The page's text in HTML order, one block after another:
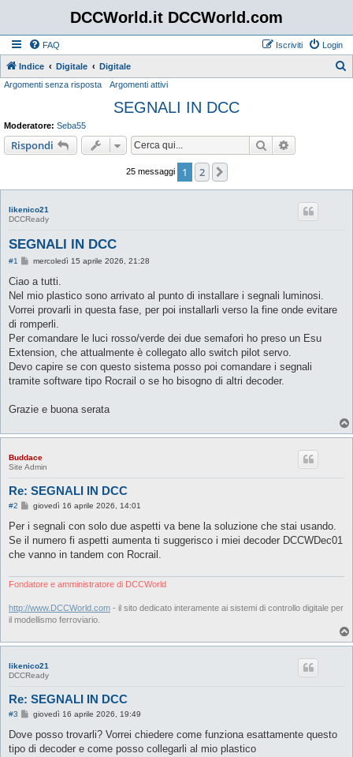
DCCWorld.it DCCWorld.com
FAQ Login
Iscriviti
Indice Digitale Digitale
Argomenti senza risposta Argomenti attivi
SEGNALI IN DCC
Moderatore: Seba55
Rispondi Cerca
25 messaggi 1 2
likenico21
DCCReady
SEGNALI IN DCC
#1
M
s
a
g
i
o
mercoledì 15 aprile 2026, 21:28
Ciao a tutti.
Nel mio plastico sono arrivato al punto di installare i segnali luminosi.
Vorrei provarli in questa fase, per poi installarli verso la fine onde evitare
di romperli.
Per comandare le luci rosso/verde dei due semafori ho preso un Esu
Extension, che attualmente è collegato allo switch pilot servo.
Devo capire se con questo sistema posso poi comandare i segnali
tramite software tipo Rocrail o se ho bisogno di altri decoder.
Grazie e buona serata
Buddace
Site Admin
Re: SEGNALI IN DCC
#2
M
s
a
g
o
giovedì 16 aprile 2026, 14:01
Per i segnali con solo due aspetti va bene la soluzione che stai usando.
Se il numero fi aspetti aumenta ti suggerisco i miei decoder DCCWDec01
che vanno in tandem con Rocrail.
Fondatore e amministratore di DCCWorld
http://www.DCCWorld.com - il sito dedicato interamente ai sistemi di controllo digitale per
il modellismo ferroviario.
likenico21
DCCReady
Re: SEGNALI IN DCC
#3
M
s
a
giovedì 16 aprile 2026, 19:49
Dove posso trovarli? Vorrei chiedere come funziona esattamente questo
tipo di decoder e come posso collegarli al mio plastico